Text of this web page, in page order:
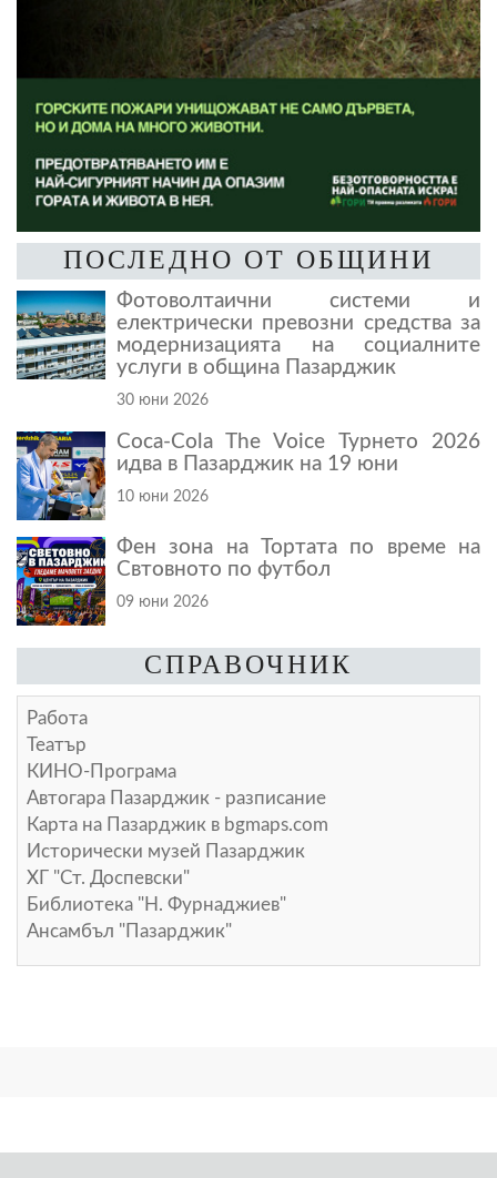
ПОСЛЕДНО ОТ ОБЩИНИ
Фотоволтаични системи и
електрически превозни средства за
модернизацията на социалните
услуги в община Пазарджик
30 юни 2026
Coca-Cola The Voice Турнето 2026
идва в Пазарджик на 19 юни
10 юни 2026
Фен зона на Тортата по време на
Свтовното по футбол
09 юни 2026
СПРАВОЧНИК
Работа
Театър
КИНО-Програма
Автогара Пазарджик - разписание
Карта на Пазарджик в bgmaps.com
Исторически музей Пазарджик
ХГ "Ст. Доспевски"
Библиотека "Н. Фурнаджиев"
Ансамбъл "Пазарджик"